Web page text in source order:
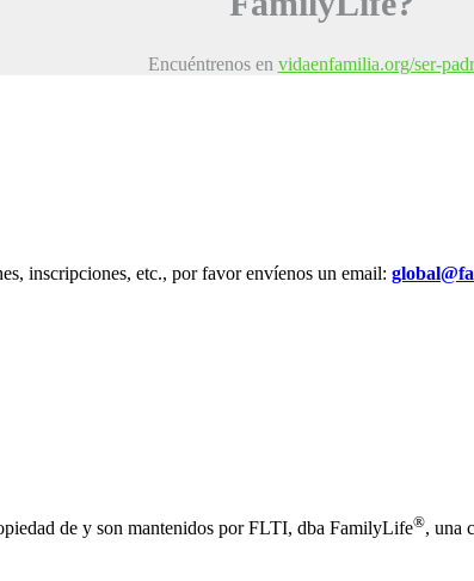
Encuéntrenos en vidaenfamilia.org/ser-
inscripciones, etc., por favor envíenos un email:
de y son mantenidos por FLTI, dba FamilyLife®, una